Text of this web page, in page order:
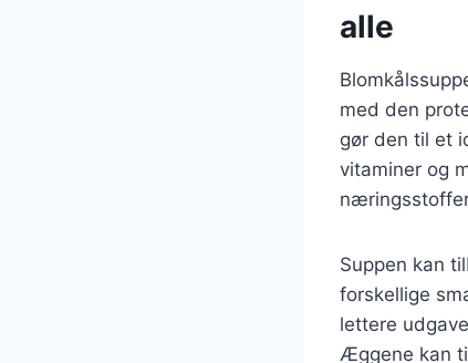
alle
med den
gør den til et
vitaminer og
Suppen kan
forskellige
lettere
Æggene kan